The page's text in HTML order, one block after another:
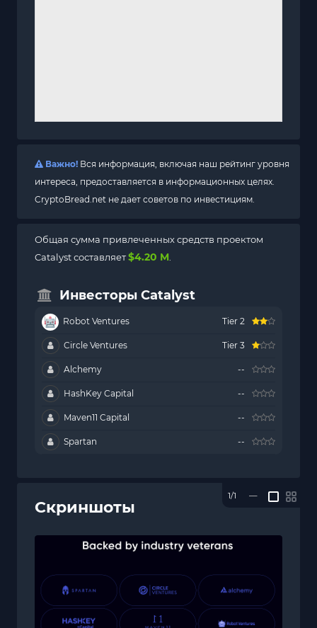
Важно! Вся информация, включая наш рейтинг уровня
интереса, предоставляется в информационных целях.
CryptoBread.net не дает советов по инвестициям.
Общая сумма привлеченных средств проектом
Catalyst составляет$4.20 M
Инвесторы Catalyst
Robot Ventures Tier 2
Circle Ventures Tier 3
Alchemy --
HashKey Capital --
Maven11 Capital --
Spartan --
Скриншоты
1/1 —